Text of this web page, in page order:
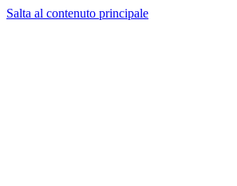
Salta al contenuto principale